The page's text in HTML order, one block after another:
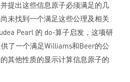
提出这些信息原子必须满足的几
未找到一个满足这些公理及相关
Pearl 的 do-算子启发，这项研
了一个满足Williams和Beer的公
其他性质的显示计算信息原子的